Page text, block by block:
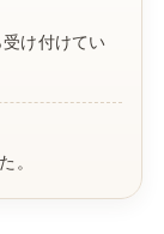
け付けてい
。